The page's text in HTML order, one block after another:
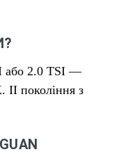
або 2.0 TSI —
II покоління з